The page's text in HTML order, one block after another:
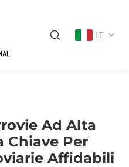
IT
Ad Alta
Chiave Per
Affidabili